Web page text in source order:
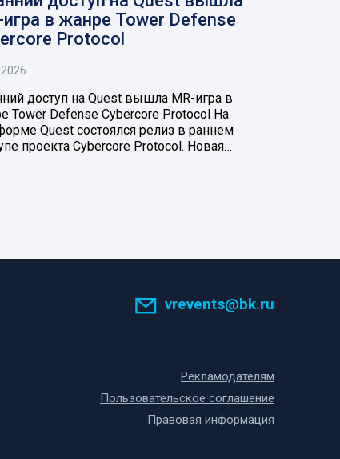
игра в жанре Tower Defense
Protocol
доступ на Quest вышла MR-игра в
Tower Defense Cybercore Protocol На
Quest состоялся релиз в раннем
проекта Cybercore Protocol. Новая…
vrevents@bk.ru
Рекламодателям
Пользовательское соглашение
Правовая информация